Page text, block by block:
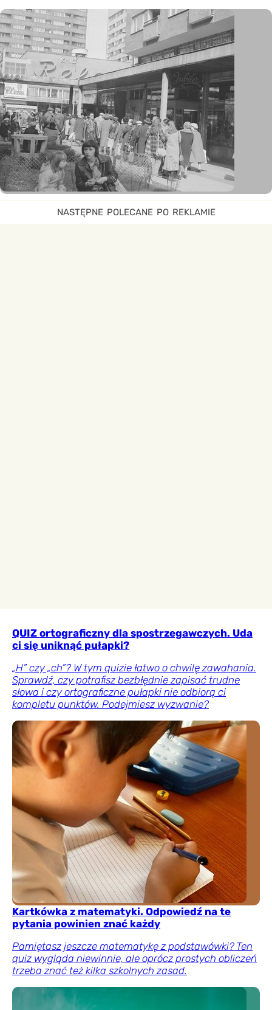
QUIZ ortograficzny dla spostrzegawczych. Uda
ci się uniknąć pułapki?
„H” czy „ch”? W tym quizie łatwo o chwilę zawahania.
Sprawdź, czy potrafisz bezbłędnie zapisać trudne
słowa i czy ortograficzne pułapki nie odbiorą ci
kompletu punktów. Podejmiesz wyzwanie?
Kartkówka z matematyki. Odpowiedź na te
pytania powinien znać każdy
Pamiętasz jeszcze matematykę z podstawówki? Ten
quiz wygląda niewinnie, ale oprócz prostych obliczeń
trzeba znać też kilka szkolnych zasad.